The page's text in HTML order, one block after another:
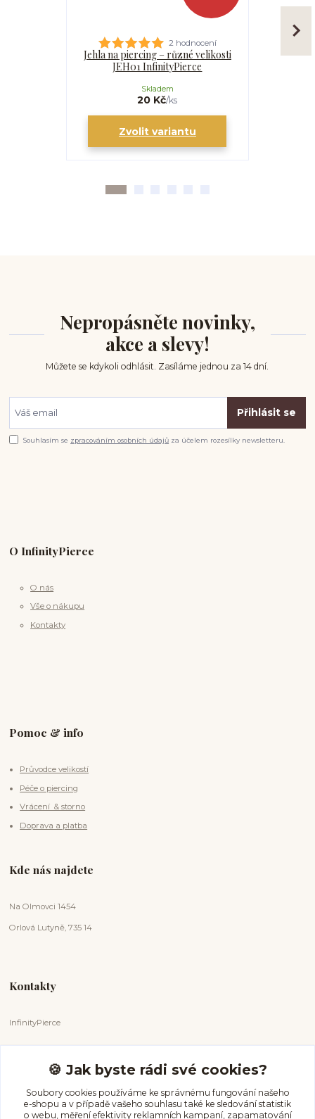
2 hodnocení
Jehla na piercing – různé velikosti
JEH01 InfinityPierce
20 Kč/ks
Skladem
Zvolit variantu
Nepropásněte novinky,
akce a slevy!
Můžete se kdykoli odhlásit. Zasíláme jednou za 14 dní.
Přihlásit se
Souhlasím se zpracováním osobních údajů za účelem rozesílky newsletteru.
O InfinityPierce
O nás
Vše o nákupu
Kontakty
Pomoc & info
Průvodce velikostí
Péče o piercing
Vrácení & storno
Doprava a platba
Kde nás najdete
Na Olmovci 1454
Orlová Lutyně, 735 14
Kontakty
InfinityPierce
+420 731 681 038
(Po-Ne, 9-18 hod.)
info@infinitypierce.cz
🍪 Jak byste rádi své cookies?
Soubory cookies používáme ke správnému fungování našeho
e-shopu a v případě vašeho souhlasu také ke sledování statistik
o webu, měření efektivity reklamních kampaní, zapamatování